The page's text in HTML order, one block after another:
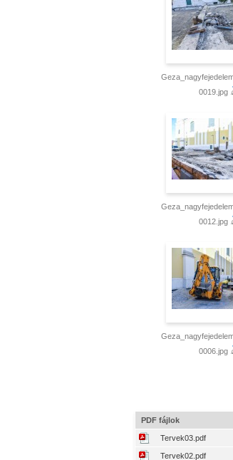
0019.jpg
0012.jpg
0006.jpg
PDF fájlok
Tervek03.pdf
Tervek02.pdf